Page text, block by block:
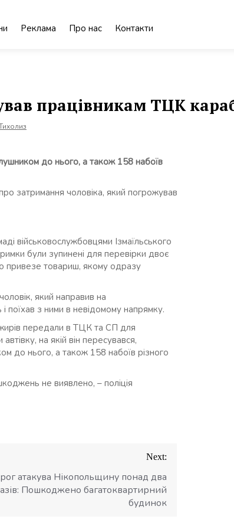
Реклама Про нас Контакти
працівникам ТЦК
до нього, а також 158 набоїв
затримання чоловіка, який погрожував
військовослужбовцями Ізмаїльського
були зупинені для перевірки двоє
привезе товариш, якому одразу
який направив на
поїхав з ними в невідомому напрямку.
передали в ТЦК та СП для
на якій він пересувався,
до нього, а також 158 набоїв різного
не виявлено, – поліція
Next:
атакува Нікопольщину понад два
Пошкоджено багатоквартирний
будинок